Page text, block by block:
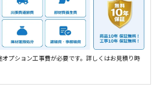
プション工事費が必要です。詳しくはお見積り時